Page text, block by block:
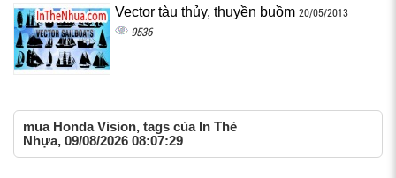
Vector tàu thủy, thuyền buồm 20/05/2013
9536
mua Honda Vision, tags của In Thẻ
Nhựa, 09/08/2026 08:07:29